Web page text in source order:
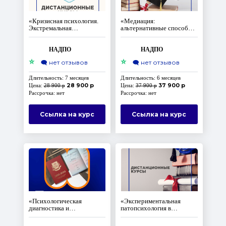
«Кризисная психология.
Экстремальная
психология» с
квалификации
НАДПО
⭐ 🗨️ нет отзывов
Длительность: 7 месяцев
Цена:28 900 р 28 900 р
Рассрочка: нет
Ссылка на курс
«Медиация:
альтернативные способы
урегулирования
присвоением
«Специалист в области
медиации (медиатор)»
НАДПО
⭐ 🗨️ нет отзывов
Длительность: 6 месяцев
Цена: 37 900 р 37 900 р
Рассрочка: нет
Ссылка на курс
«Психологическая
диагностика и
психотерапия в
«Экспериментальная
патопсихология в
практике психолога: